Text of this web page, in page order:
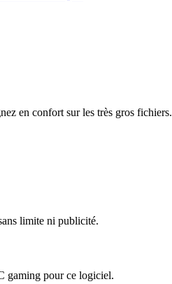
en confort sur les très gros fichiers.
limite ni publicité.
gaming pour ce logiciel.